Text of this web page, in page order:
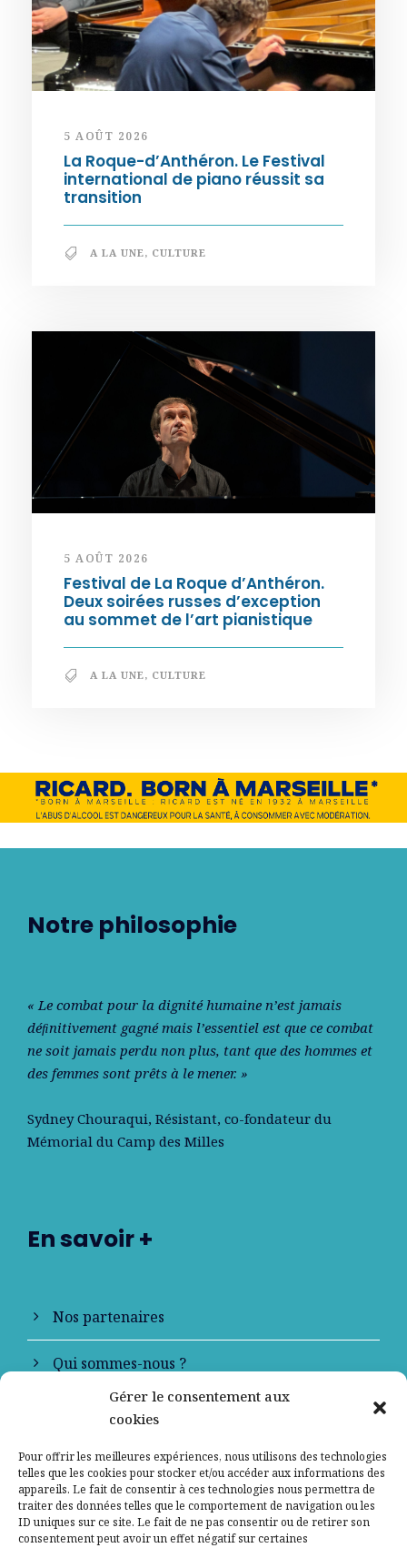
Gérer le consentement aux
cookies
Pour offrir les meilleures expériences, nous utilisons des technologies
telles que les cookies pour stocker et/ou accéder aux informations des
appareils. Le fait de consentir à ces technologies nous permettra de
traiter des données telles que le comportement de navigation ou les
ID uniques sur ce site. Le fait de ne pas consentir ou de retirer son
consentement peut avoir un effet négatif sur certaines
5 AOÛT 2026
La Roque-d’Anthéron. Le Festival
international de piano réussit sa
transition
A LA UNE, CULTURE
5 AOÛT 2026
Festival de La Roque d’Anthéron.
Deux soirées russes d’exception
au sommet de l’art pianistique
A LA UNE, CULTURE
Notre philosophie
« Le combat pour la dignité humaine n’est jamais
déﬁnitivement gagné mais l’essentiel est que ce combat
ne soit jamais perdu non plus, tant que des hommes et
des femmes sont prêts à le mener. »
Sydney Chouraqui, Résistant, co-fondateur du
Mémorial du Camp des Milles
En savoir +
Nos partenaires
Qui sommes-nous ?
Contactez-nous
Mentions légales
Politique de confidentialité